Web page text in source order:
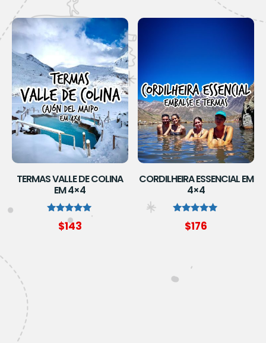
TERMAS VALLE DE COLINA
EM 4×4
Avaliação
5.00
$143
CORDILHEIRA ESSENCIAL EM
4×4
Avaliação
5.00
$176